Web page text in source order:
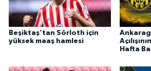
Beşiktaş’tan Sörloth için
yüksek maaş hamlesi
Hafta